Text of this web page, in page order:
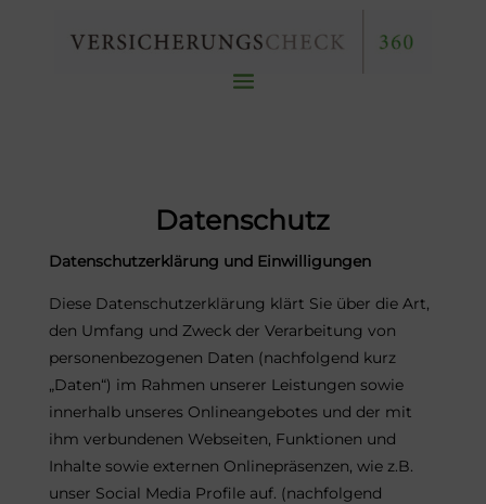
Datenschutz
Datenschutzerklärung und Einwilligungen
Diese Datenschutzerklärung klärt Sie über die Art,
den Umfang und Zweck der Verarbeitung von
personenbezogenen Daten (nachfolgend kurz
„Daten“) im Rahmen unserer Leistungen sowie
innerhalb unseres Onlineangebotes und der mit
ihm verbundenen Webseiten, Funktionen und
Inhalte sowie externen Onlinepräsenzen, wie z.B.
unser Social Media Profile auf. (nachfolgend